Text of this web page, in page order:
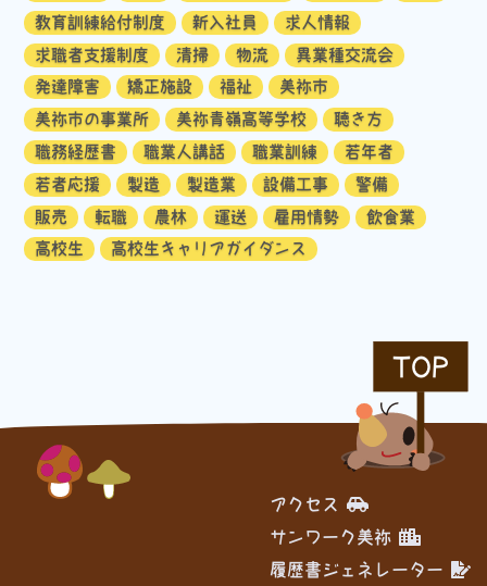
教育訓練給付制度
新入社員
求人情報
求職者支援制度
清掃 物流
異業種交流会
発達障害
矯正施設 福祉
美祢市
美祢市の事業所
美祢青嶺高等学校
聴き方
職務経歴書
職業人講話 職業訓練
若年者
若者応援
製造 製造業 設備工事
警備
販売
転職 農林 運送 雇用情勢
飲食業
高校生
高校生キャリアガイダンス
TOP
アクセス
サンワーク美祢
履歴書ジェネレーター